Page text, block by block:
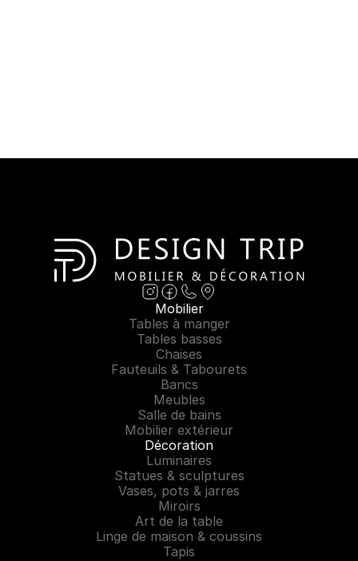
Mobilier
Tables à manger
Tables basses
Chaises
Fauteuils & Tabourets
Bancs
Meubles
Salle de bains
Mobilier extérieur
Décoration
Luminaires
Statues & sculptures
Vases, pots & jarres
Miroirs
Art de la table
Linge de maison & coussins
Tapis